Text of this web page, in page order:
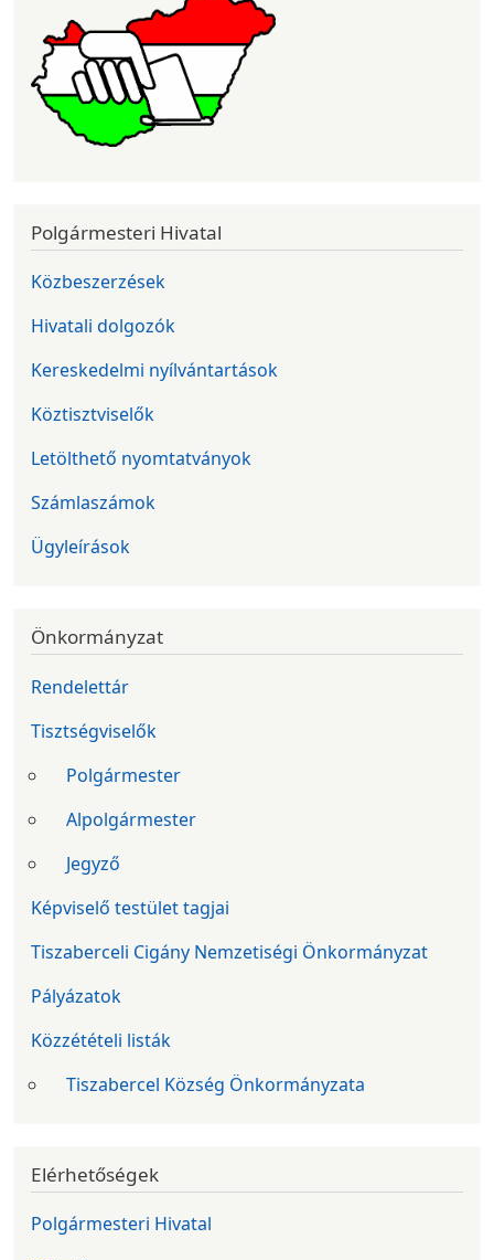
Polgármesteri Hivatal
Közbeszerzések
Hivatali dolgozók
Kereskedelmi nyílvántartások
Köztisztviselők
Letölthető nyomtatványok
Számlaszámok
Ügyleírások
Önkormányzat
Rendelettár
Tisztségviselők
Polgármester
Alpolgármester
Jegyző
Képviselő testület tagjai
Tiszaberceli Cigány Nemzetiségi Önkormányzat
Pályázatok
Közzétételi listák
Tiszabercel Község Önkormányzata
Elérhetőségek
Polgármesteri Hivatal